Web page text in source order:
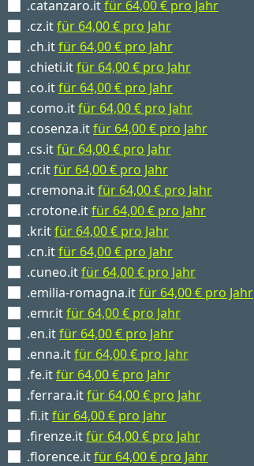
.catanzaro.itfür 64,00 € pro Jahr
.cz.itfür 64,00 € pro Jahr
.ch.itfür 64,00 € pro Jahr
.chieti.itfür 64,00 € pro Jahr
.co.itfür 64,00 € pro Jahr
.como.itfür 64,00 € pro Jahr
.cosenza.itfür 64,00 € pro Jahr
.cs.itfür 64,00 € pro Jahr
.cr.itfür 64,00 € pro Jahr
.cremona.itfür 64,00 € pro Jahr
.crotone.itfür 64,00 € pro Jahr
.kr.itfür 64,00 € pro Jahr
.cn.itfür 64,00 € pro Jahr
.cuneo.itfür 64,00 € pro Jahr
.emilia-romagna.itfür 64,00 € pro Jahr
.emr.itfür 64,00 € pro Jahr
.en.itfür 64,00 € pro Jahr
.enna.itfür 64,00 € pro Jahr
.fe.itfür 64,00 € pro Jahr
.ferrara.itfür 64,00 € pro Jahr
.fi.itfür 64,00 € pro Jahr
.firenze.itfür 64,00 € pro Jahr
.florence.itfür 64,00 € pro Jahr